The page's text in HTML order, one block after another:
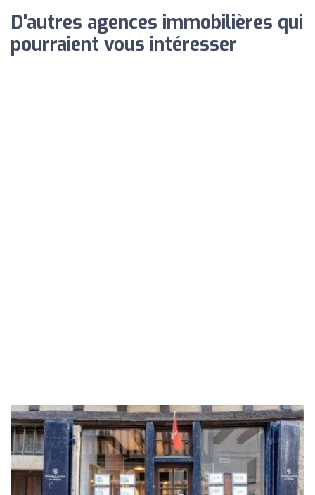
D'autres agences immobilières qui
pourraient vous intéresser